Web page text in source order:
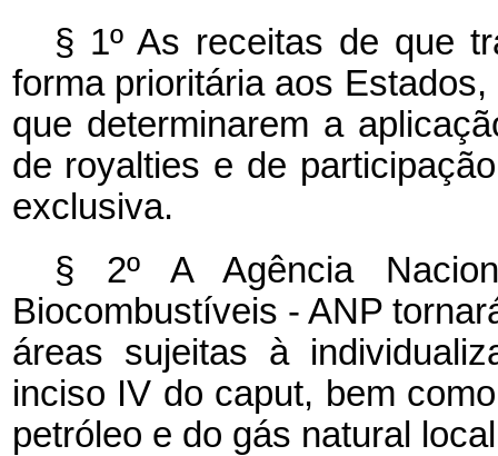
§ 1º As receitas de que
forma prioritária aos
que determinarem a
de royalties e de
exclusiva.
§ 2º A Agência
Biocombustíveis - ANP
áreas sujeitas à
inciso IV do caput, bem
petróleo e do gás natural